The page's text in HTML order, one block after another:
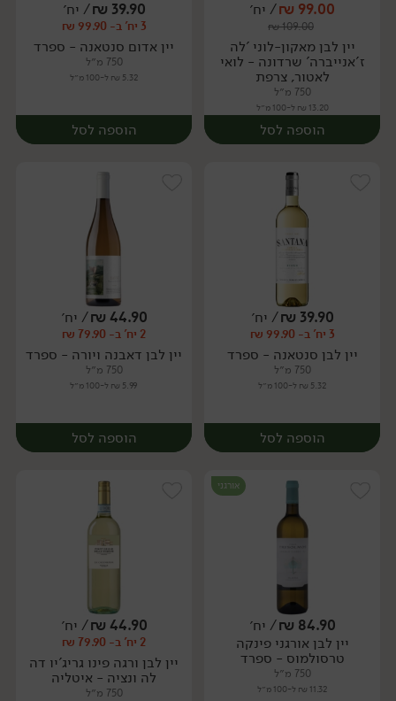
יח׳ יח׳
99.00
₪/ יח׳
109.00
₪
יין לבן מאקון-לוני 'לה
ז'אנייברה' שרדונה - לואי
לאטור, צרפת
750 מ״ל
13.20 ₪ ל-100 מ״ל
הוספה לסל
יח׳
39.90
₪/ יח׳
3 יח' ב- 99.90 ₪
יין אדום סנטאנה - ספרד
750 מ״ל
5.32 ₪ ל-100 מ״ל
הוספה לסל
יח׳
39.90
₪/ יח׳
3 יח' ב- 99.90 ₪
יין לבן סנטאנה - ספרד
750 מ״ל
5.32 ₪ ל-100 מ״ל
הוספה לסל
יח׳
44.90
₪/ יח׳
2 יח' ב- 79.90 ₪
יין לבן דאבנה ויורה - ספרד
750 מ״ל
5.99 ₪ ל-100 מ״ל
הוספה לסל
יח׳
אורגני
84.90
₪/ יח׳
יין לבן אורגני פינקה
טרסולמוס - ספרד
750 מ״ל
11.32 ₪ ל-100 מ״ל
44.90
₪/ יח׳
2 יח' ב- 79.90 ₪
יין לבן ורגה פינו גריג'יו דה
לה ונציה - איטליה
750 מ״ל